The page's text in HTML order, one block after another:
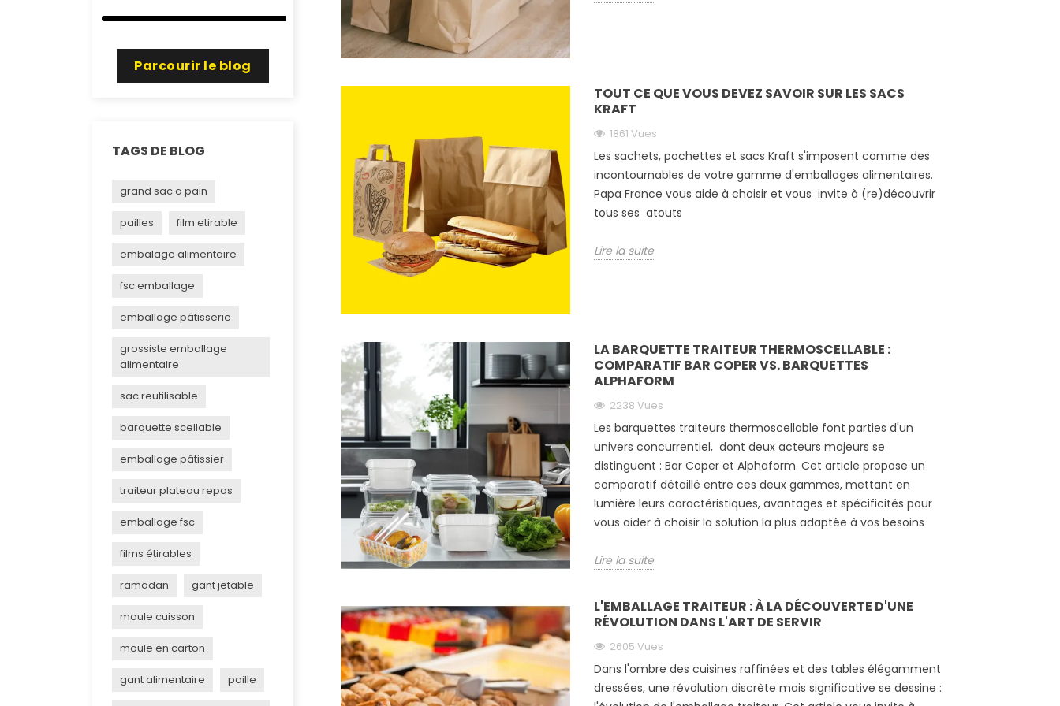
Parcourir le blog
TAGS DE BLOG
grand sac a pain
pailles film etirable
embalage alimentaire
fsc emballage
emballage pâtisserie
grossiste emballage
alimentaire
sac reutilisable
barquette scellable
emballage pâtissier
traiteur plateau repas
emballage fsc
films étirables
ramadan gant jetable
moule cuisson
moule en carton
gant alimentaire paille
TOUT CE QUE VOUS DEVEZ SAVOIR SUR LES SACS
KRAFT
1861 Vues
Les sachets, pochettes et sacs Kraft s'imposent comme des
incontournables de votre gamme d'emballages alimentaires.
Papa France vous aide à choisir et vous invite à (re)découvrir
tous ses atouts
Lire la suite
LA BARQUETTE TRAITEUR THERMOSCELLABLE :
COMPARATIF BAR COPER VS. BARQUETTES
ALPHAFORM
2238 Vues
Les barquettes traiteurs thermoscellable font parties d'un
univers concurrentiel, dont deux acteurs majeurs se
distinguent : Bar Coper et Alphaform. Cet article propose un
comparatif détaillé entre ces deux gammes, mettant en
lumière leurs caractéristiques, avantages et spécificités pour
vous aider à choisir la solution la plus adaptée à vos besoins
Lire la suite
L'EMBALLAGE TRAITEUR : À LA DÉCOUVERTE D'UNE
RÉVOLUTION DANS L'ART DE SERVIR
2605 Vues
Dans l'ombre des cuisines raffinées et des tables élégamment
dressées, une révolution discrète mais significative se dessine :